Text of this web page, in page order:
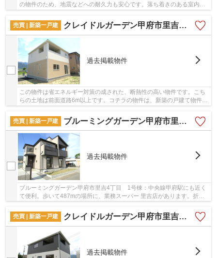
の物件のため、地震などへの耐久力も安心です。落ち着きのある室内
売買 | 新築一戸建
クレイドルガーデン甲府市里吉第6 2号棟
過去掲載物件
この物件は省エネルギー対策の成された、断熱性の高い物件です。こち
らの土地は前面道路6m以上です。コチラの物件は、新築の戸建て物件で
設備も充実しています。室内環境まで左右する...
売買 | 新築一戸建
ブルーミングガーデン甲府市里吉4丁目 1号棟
過去掲載物件
ブルーミングガーデン甲府市里吉4丁目 1号棟：中央線甲府駅にも近く
て便利。歩いて487mの場所に、業務スーパー 里吉店があります。折上
売買 | 新築一戸建
クレイドルガーデン甲府市里吉第6 1号棟
過去掲載物件